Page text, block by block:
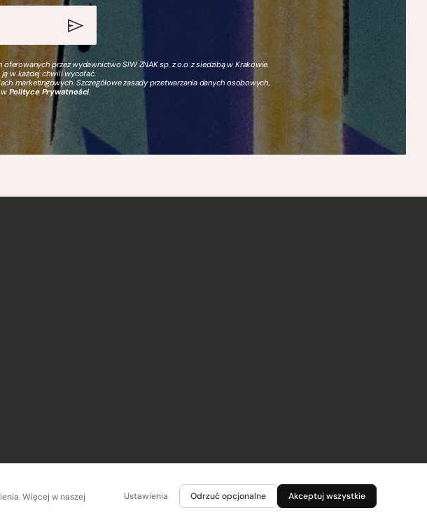
przez wydawnictwo SIW ZNAK sp. z o.o. z siedzibą w Krakowie.
w każdej chwili wycofać.
marketingowych. Szczegółowe zasady przetwarzania danych osobowych,
Polityce Prywatności.
Więcej w naszej
Ustawienia Odrzuć opcjonalne Akceptuj wszystkie